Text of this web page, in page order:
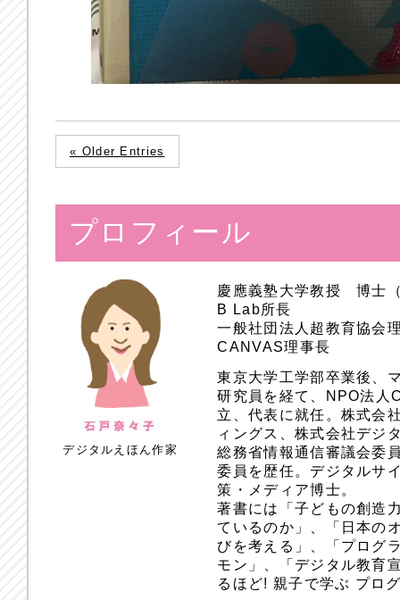
« Older Entries
プロフィール
デジタルえほん作家
慶應義塾大学教授 博士
B Lab所長
一般社団法人超教育協会
CANVAS理事長
東京大学工学部卒業後、
研究員を経て、NPO法人
立、代表に就任。株式会
ィングス、株式会社デジ
総務省情報通信審議会委
委員を歴任。デジタルサ
策・メディア博士。
著書には「子どもの創造
ているのか」、「日本の
びを考える」、「プログ
モン」、「デジタル教育
るほど! 親子で学ぶ プロ